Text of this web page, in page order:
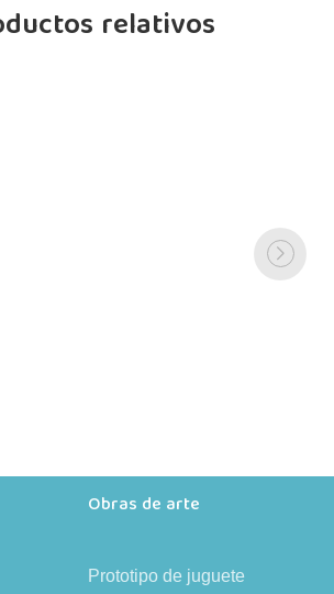
relativos
Obras de arte
Prototipo de juguete